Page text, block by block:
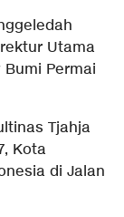
Utama
Permai
Tjahja
Kota
di Jalan